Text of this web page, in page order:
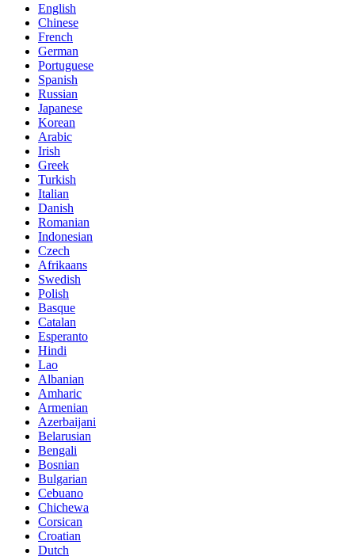
English
Chinese
French
German
Portuguese
Spanish
Russian
Japanese
Korean
Arabic
Irish
Greek
Turkish
Italian
Danish
Romanian
Indonesian
Czech
Afrikaans
Swedish
Polish
Basque
Catalan
Esperanto
Hindi
Lao
Albanian
Amharic
Armenian
Azerbaijani
Belarusian
Bengali
Bosnian
Bulgarian
Cebuano
Chichewa
Corsican
Croatian
Dutch